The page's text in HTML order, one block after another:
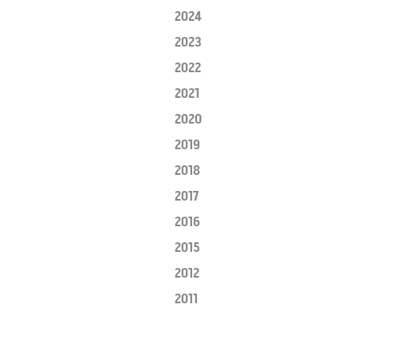
2024
2023
2022
2021
2020
2019
2018
2017
2016
2015
2012
2011